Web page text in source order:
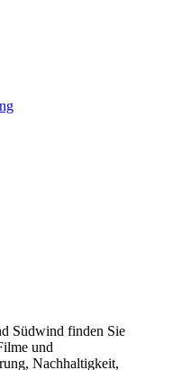
Südwind finden Sie
und
Nachhaltigkeit,